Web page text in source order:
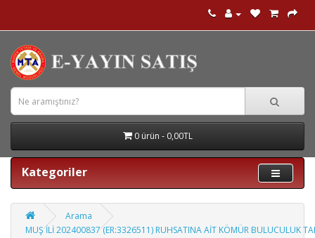
0 ürün - 0,00TL
Kategoriler
Arama
MUŞ İLİ 202400837 (ER:3326511) RUHSATINA AİT KÖMÜR BULUCULUK